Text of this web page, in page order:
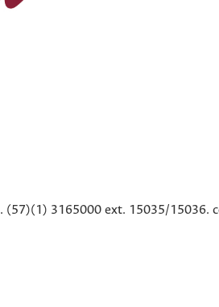
(57)(1) 3165000 ext. 15035/15036.